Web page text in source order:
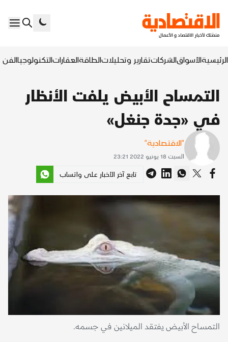
الرئيسيةالأسواقالشركاتتقارير وتحليلاتالطاقةالعقاراتالتكنولوجياالفن
التمساح الأبيض يلفت الأنظار
في «جدة جنغل»
"الاقتصادية"
السبت 18 يونيو 2022 23:21
تابع آخر الأخبار على واتساب
التمساح الأبيض يفتقد الميلانين في جسمه.